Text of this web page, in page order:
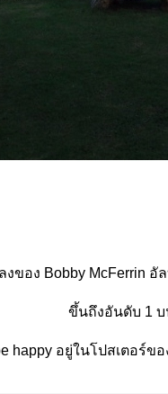
งของ Bobby McFerrin
ขึ้นถึงอันดับ 1 บ
happy อยู่ในโปสเตอร์